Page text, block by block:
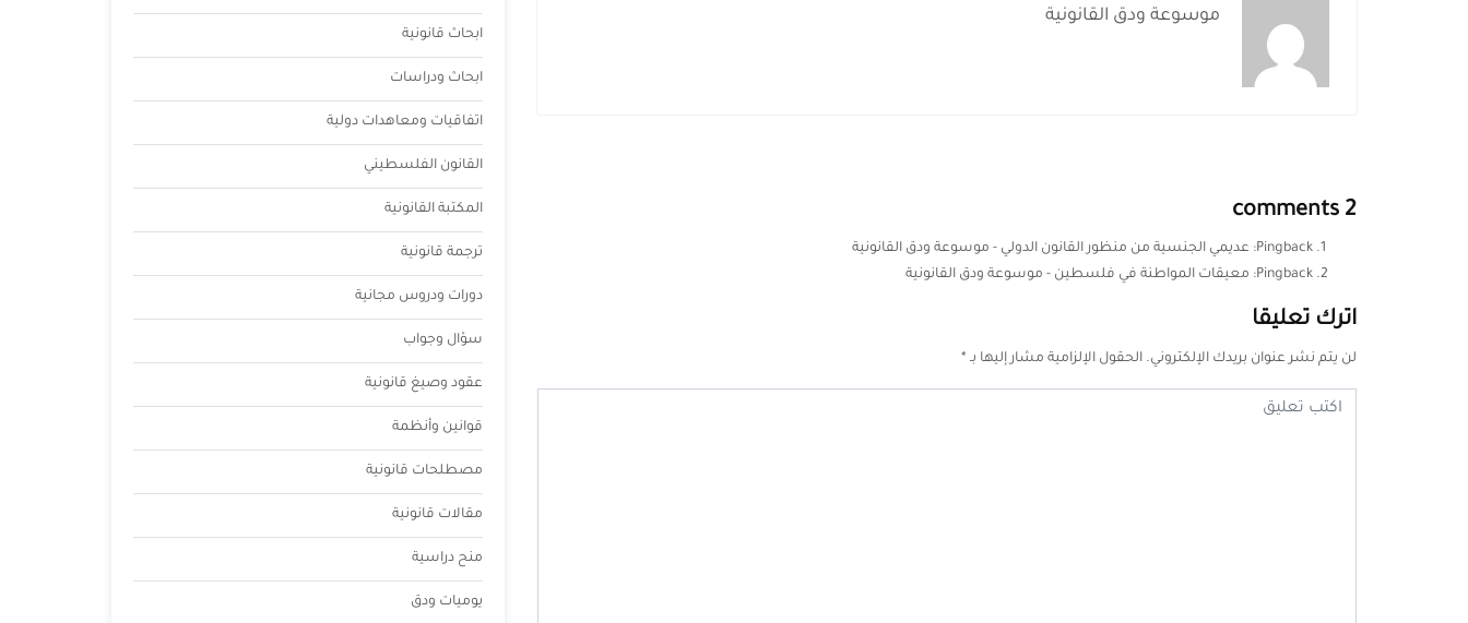
موسوعة ودق القانونية
2 comments
Pingback: عديمي الجنسية من منظور القانون الدولي - موسوعة ودق القانونية
Pingback: معيقات المواطنة في فلسطين - موسوعة ودق القانونية
اترك تعليقا
لن يتم نشر عنوان بريدك الإلكتروني. الحقول الإلزامية مشار إليها بـ *
ابحاث قانونية
ابحاث ودراسات
اتفاقيات ومعاهدات دولية
القانون الفلسطيني
المكتبة القانونية
ترجمة قانونية
دورات ودروس مجانية
سؤال وجواب
عقود وصيغ قانونية
قوانين وأنظمة
مصطلحات قانونية
مقالات قانونية
منح دراسية
يوميات ودق